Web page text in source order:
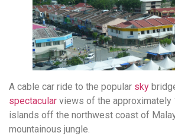
A cable car ride to the popular sky
spectacular views of the approximately
islands off the northwest coast of
mountainous jungle.